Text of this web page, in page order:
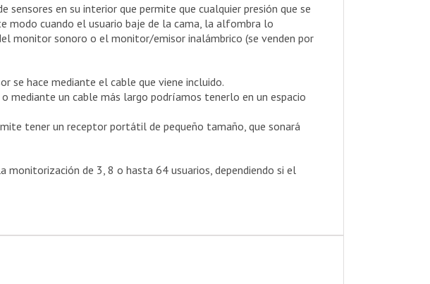
sensores en su interior que permite que cualquier presión que se
modo cuando el usuario baje de la cama, la alfombra lo
monitor sonoro o el monitor/emisor inalámbrico (se venden por
se hace mediante el cable que viene incluido.
mediante un cable más largo podríamos tenerlo en un espacio
tener un receptor portátil de pequeño tamaño, que sonará
de 3, 8 o hasta 64 usuarios, dependiendo si el